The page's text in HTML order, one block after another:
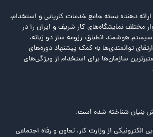
دهنده بسته جامع خدمات کاریابی و استخدام،
مختلف نمایشگاه‌های کار شریف و ایران را در
هوشمند انطباق، رزومه ساز دو زبانه،
توانمندی‌ها به کمک پیشنهاد دوره‌های
سازمان‌ها برای استخدام از ویژگی‌های
بنیان شناخته شده است.
الکترونیکی از وزارت کار، تعاون و رفاه اجتماعی